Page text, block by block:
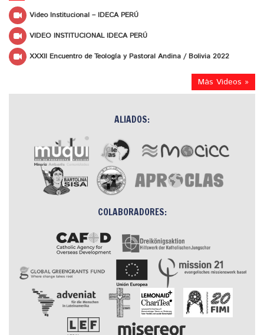
Video Institucional – IDECA PERÚ
VIDEO INSTITUCIONAL IDECA PERÚ
XXXII Encuentro de Teología y Pastoral Andina / Bolivia 2022
Más Videos »
ALIADOS:
COLABORADORES: